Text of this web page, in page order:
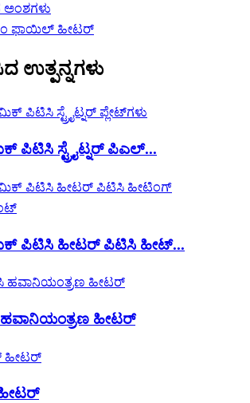
ಅಂಶಗಳು
ಫಾಯಿಲ್ ಹೀಟರ್
ಉತ್ಪನ್ನಗಳು
ಪಿಟಿಸಿ ಸ್ಟ್ರೈಟ್ನರ್ ಪಿಎಲ್...
ಪಿಟಿಸಿ ಹೀಟರ್ ಪಿಟಿಸಿ ಹೀಟ್...
ಹೀಟರ್
ಹೀಟರ್